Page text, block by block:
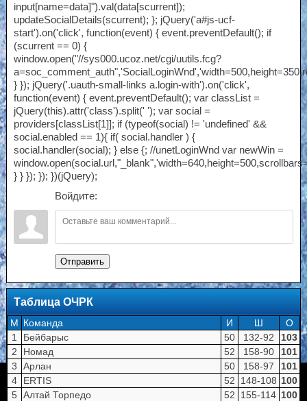
input[name=data]").val(data[scurrent]);
updateSocialDetails(scurrent); }; jQuery('a#js-ucf-
start').on('click', function(event) { event.preventDefault(); if
(scurrent == 0) {
window.open("//sys000.ucoz.net/cgi/uutils.fcg?
} }); jQuery('.uauth-small-links a.login-with').on('click',
function(event) { event.preventDefault(); var classList =
jQuery(this).attr('class').split(' '); var social =
providers[classList[1]]; if (typeof(social) != 'undefined' &&
social.enabled == 1){ if( social.handler ) {
social.handler(social); } else {; //unetLoginWnd var newWin =
} } }); }); })(jQuery);
Войдите:
Отправить
Таблица ОЧРК
M Команда И Ш
О
1
Бейбарыс 50 132-92
103
2
Номад 52 158-90
101
3
Арлан 50 158-97
101
4
ERTIS 52 148-108 100
5 Алтай Торпедо 52 155-114 100